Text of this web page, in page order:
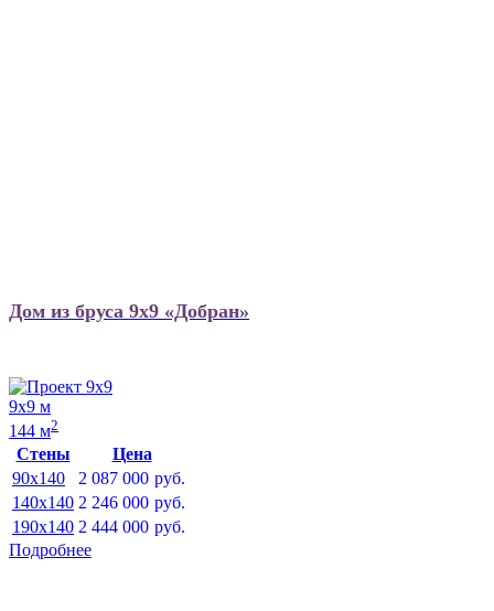
Дом из бруса 9х9 «Добран»
9х9 м
144 м2
Стены
Цена
90x140
2 087 000 руб.
140x140 2 246 000 руб.
190x140 2 444 000 руб.
Подробнее